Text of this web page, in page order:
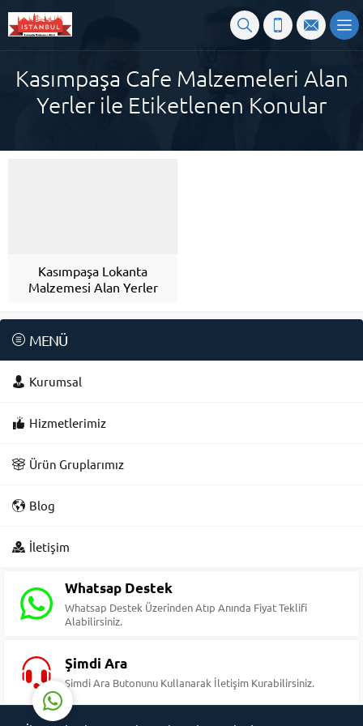
Kasımpaşa Cafe Malzemeleri Alan
Yerler ile Etiketlenen Konular
Kasımpaşa Lokanta
Malzemesi Alan Yerler
MENÜ
Kurumsal
Hizmetlerimiz
Ürün Gruplarımız
Blog
İletişim
Whatsap Destek
Whatsap Destek Üzerinden Atıp Anında Fiyat Teklifi
Alabilirsiniz.
Şimdi Ara
Şimdi Ara Butonunu Kullanarak İletişim Kurabilirsiniz.